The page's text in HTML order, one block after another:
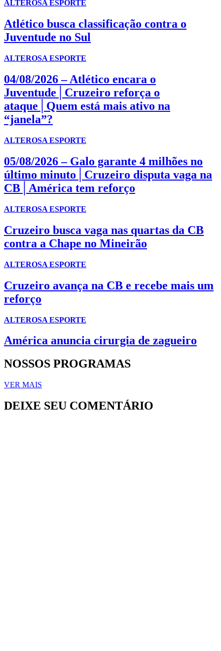
ALTEROSA ESPORTE
Atlético busca classificação contra o
Juventude no Sul
ALTEROSA ESPORTE
04/08/2026 – Atlético encara o
Juventude│Cruzeiro reforça o
ataque│Quem está mais ativo na
“janela”?
ALTEROSA ESPORTE
05/08/2026 – Galo garante 4 milhões no
último minuto│Cruzeiro disputa vaga na
CB│América tem reforço
ALTEROSA ESPORTE
Cruzeiro busca vaga nas quartas da CB
contra a Chape no Mineirão
ALTEROSA ESPORTE
Cruzeiro avança na CB e recebe mais um
reforço
ALTEROSA ESPORTE
América anuncia cirurgia de zagueiro
NOSSOS PROGRAMAS
VER MAIS
DEIXE SEU COMENTÁRIO